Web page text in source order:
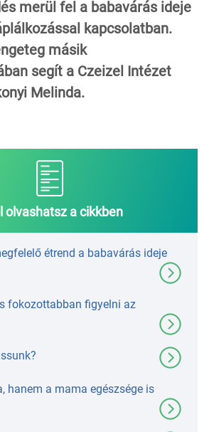
merül fel a babavárás ideje
kapcsolatban.
másik
segít a Czeizel Intézet
Melinda.
olvashatsz a cikkben
étrend a babavárás ideje
fokozottabban figyelni az
hanem a mama egészsége is